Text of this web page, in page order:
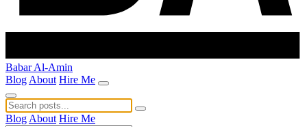
Babar Al-Amin
Blog About Hire Me
Blog About Hire Me